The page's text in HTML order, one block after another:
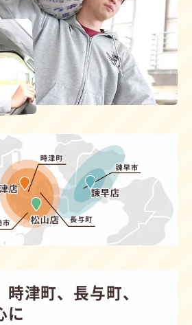
津町、長与町、
に